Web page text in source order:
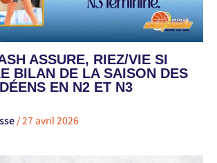
ASSURE, RIEZ/VIE SI
BILAN DE LA SAISON DES
EN N2 ET N3
/27 avril 2026